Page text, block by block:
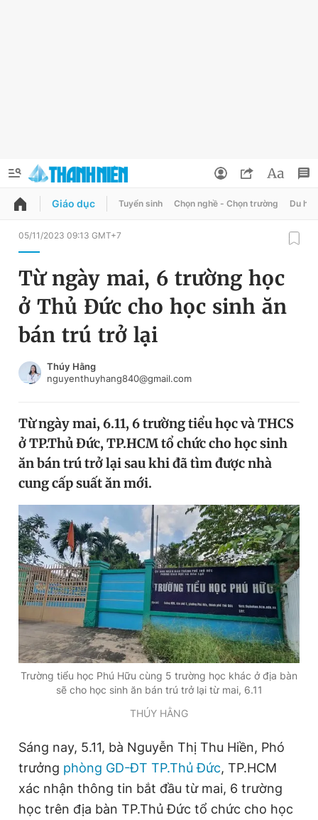
QUẢNG CÁO ĐẶT BÁO
Chuyên mục
Chuyên mục khác
Chào ngày mới
Video Magazine
Sản phẩm khác
Tiện ích Bạn cần biết
Thông tin tòa soạn Liên hệ quảng cáo
Đọc Thanh Niên trên điện thoại
Theo dõi báo trên
Hotline Liên hệ quảng cáo
Đổi mật khẩu
Tin đã lưu
Đăng xuất
Giáo dục Tuyển sinh Chọn nghề - Chọn trường Du học
05/11/2023 09:13 GMT+7
Từ ngày mai, 6 trường học
ở Thủ Đức cho học sinh ăn
bán trú trở lại
Thúy Hằng
nguyenthuyhang840@gmail.com
Từ ngày mai, 6.11, 6 trường tiểu học và THCS
ở TP.Thủ Đức, TP.HCM tổ chức cho học sinh
ăn bán trú trở lại sau khi đã tìm được nhà
cung cấp suất ăn mới.
Trường tiểu học Phú Hữu cùng 5 trường học khác ở địa bàn
sẽ cho học sinh ăn bán trú trở lại từ mai, 6.11
THÚY HẰNG
Sáng nay, 5.11, bà Nguyễn Thị Thu Hiền, Phó
trưởng phòng GD-ĐT TP.Thủ Đức, TP.HCM
xác nhận thông tin bắt đầu từ mai, 6 trường
học trên địa bàn TP.Thủ Đức tổ chức cho học